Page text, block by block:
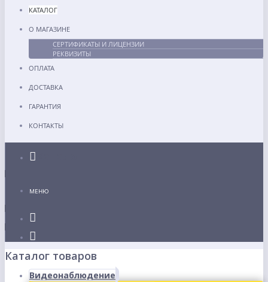
КАТАЛОГ
О МАГАЗИНЕ
СЕРТИФИКАТЫ И ЛИЦЕНЗИИ
РЕКВИЗИТЫ
ОПЛАТА
ДОСТАВКА
ГАРАНТИЯ
КОНТАКТЫ
МЕНЮ
Каталог товаров
Видеонаблюдение